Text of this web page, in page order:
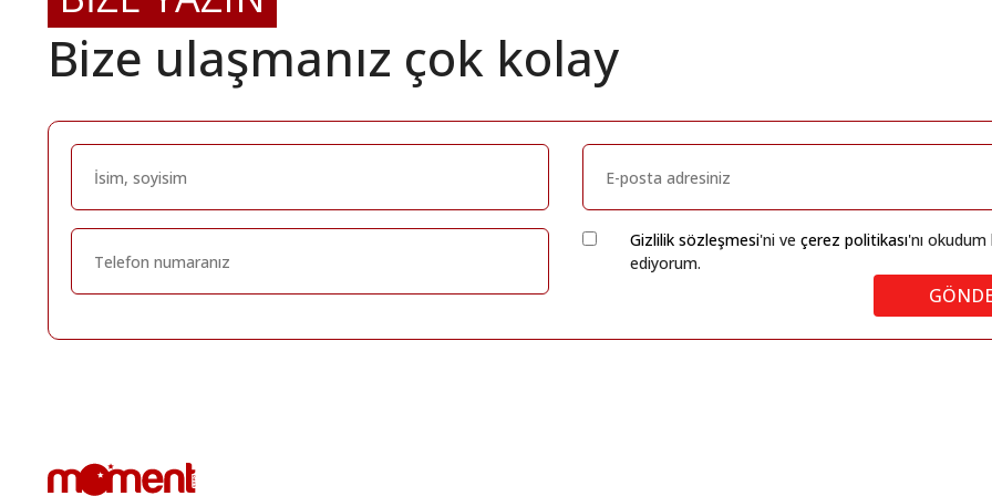
Bize ulaşmanız çok kolay
Gizlilik sözleşmesi'ni ve çerez politikası'nı okudum
ediyorum.